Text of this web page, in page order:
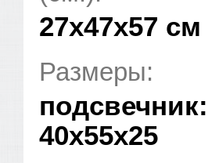
27x47x57 см
Размеры:
подсвечник:
40х55x25